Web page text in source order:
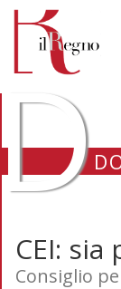
CEI:
Consiglio